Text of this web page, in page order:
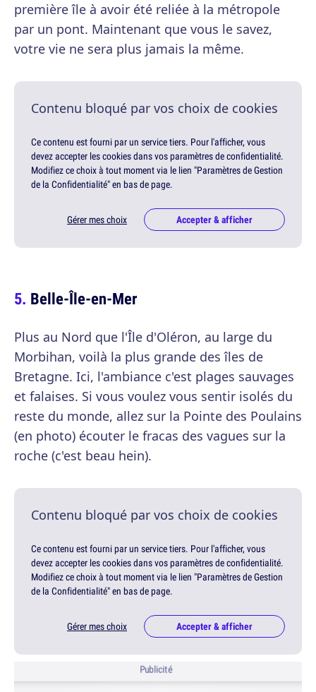
première île à avoir été reliée à la métropole
par un pont. Maintenant que vous le savez,
votre vie ne sera plus jamais la même.
Contenu bloqué par vos choix de cookies
Ce contenu est fourni par un service tiers. Pour l'afficher, vous
devez accepter les cookies dans vos paramètres de confidentialité.
Modifiez ce choix à tout moment via le lien "Paramètres de Gestion
de la Confidentialité" en bas de page.
Gérer mes choix Accepter & afficher
Belle-Île-en-Mer
Plus au Nord que l'Île d'Oléron, au large du
Morbihan, voilà la plus grande des îles de
Bretagne. Ici, l'ambiance c'est plages sauvages
et falaises. Si vous voulez vous sentir isolés du
reste du monde, allez sur la Pointe des Poulains
(en photo) écouter le fracas des vagues sur la
roche (c'est beau hein).
Contenu bloqué par vos choix de cookies
Ce contenu est fourni par un service tiers. Pour l'afficher, vous
devez accepter les cookies dans vos paramètres de confidentialité.
Modifiez ce choix à tout moment via le lien "Paramètres de Gestion
de la Confidentialité" en bas de page.
Gérer mes choix Accepter & afficher
Publicité